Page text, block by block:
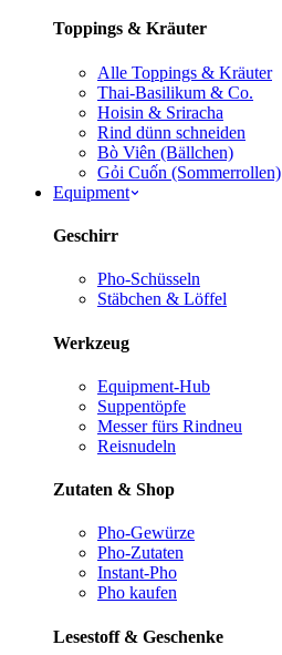
Toppings & Kräuter
Alle Toppings & Kräuter
Thai-Basilikum & Co.
Hoisin & Sriracha
Rind dünn schneiden
Bò Viên (Bällchen)
Gỏi Cuốn (Sommerrollen)
Equipment
Geschirr
Pho-Schüsseln
Stäbchen & Löffel
Werkzeug
Equipment-Hub
Suppentöpfe
Messer fürs Rindneu
Reisnudeln
Zutaten & Shop
Pho-Gewürze
Pho-Zutaten
Instant-Pho
Pho kaufen
Lesestoff & Geschenke